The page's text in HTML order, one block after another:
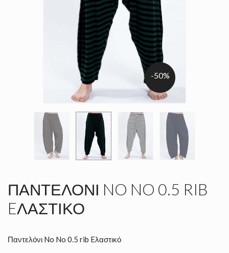
-50%
ΠΑΝΤΕΛΌΝΙ NO NO 0.5 RIB
EΛΑΣΤΙΚΌ
Παντελόνι No No 0.5 rib Eλαστικό